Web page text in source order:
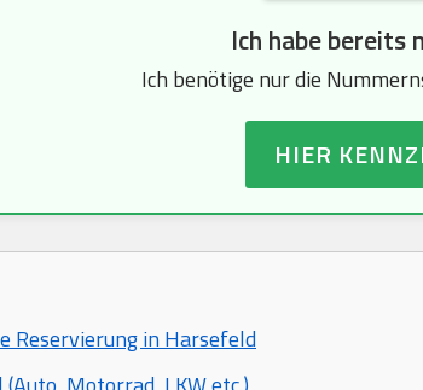
Ich habe bereits
Ich benötige nur die
HIER
Reservierung in Harsefeld